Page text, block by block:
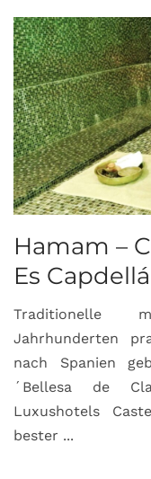
Hamam –
Es Capdellá
Traditionelle
Jahrhunderten
nach Spanien
´Bellesa de
Luxushotels
bester ...